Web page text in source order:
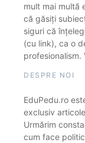
mult mai multă
că găsiți
siguri că
(cu link), ca o
profesionalism.
DESPRE NOI
EduPedu.ro
exclusiv
Urmărim
cum face